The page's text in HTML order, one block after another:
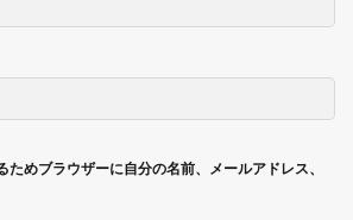
ためブラウザーに自分の名前、メールアドレス、